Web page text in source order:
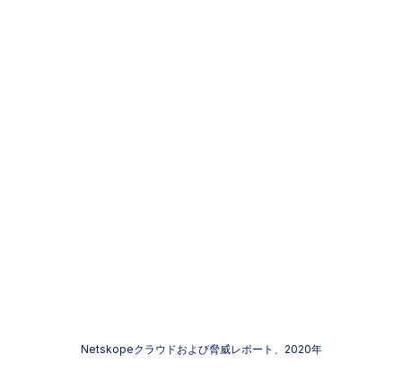
Netskopeクラウドおよび脅威レポート、2020年